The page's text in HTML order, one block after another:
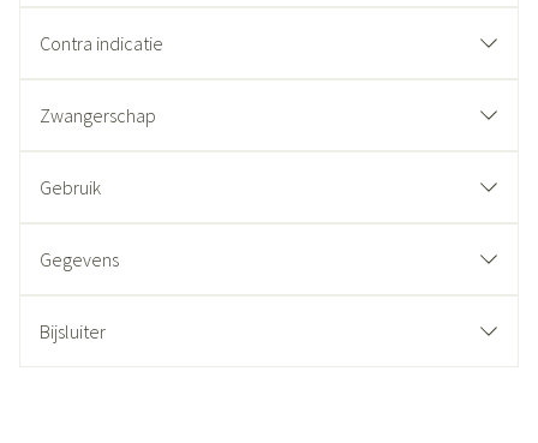
Contra indicatie
Zwangerschap
Gebruik
Gegevens
Bijsluiter